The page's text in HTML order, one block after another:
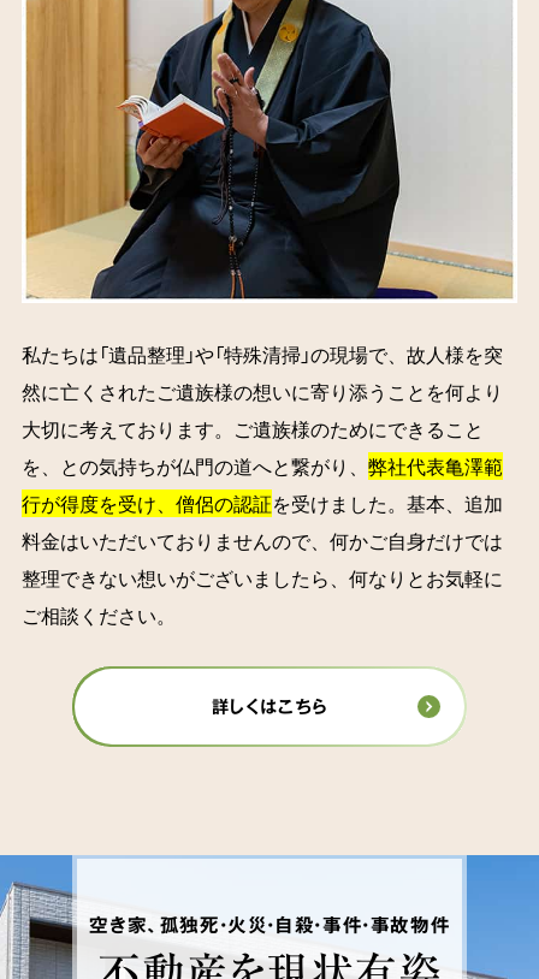
私たちは「遺品整理」や「特殊清掃」の現場で、故人様を突
然に亡くされたご遺族様の想いに寄り添うことを何より
大切に考えております。ご遺族様のためにできること
を、との気持ちが仏門の道へと繋がり、 弊社代表亀澤範
行が得度を受け、僧侶の認証を受けました。基本、追加
料金はいただいておりませんので、何かご自身だけでは
整理できない想いがございましたら、何なりとお気軽に
ご相談ください。
詳しくはこちら
空き家、孤独死・火災・自殺・事件・事故物件